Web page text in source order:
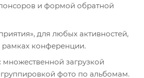
и формой обратной
для любых активностей,
конференции.
множественной загрузкой
фото по альбомам.